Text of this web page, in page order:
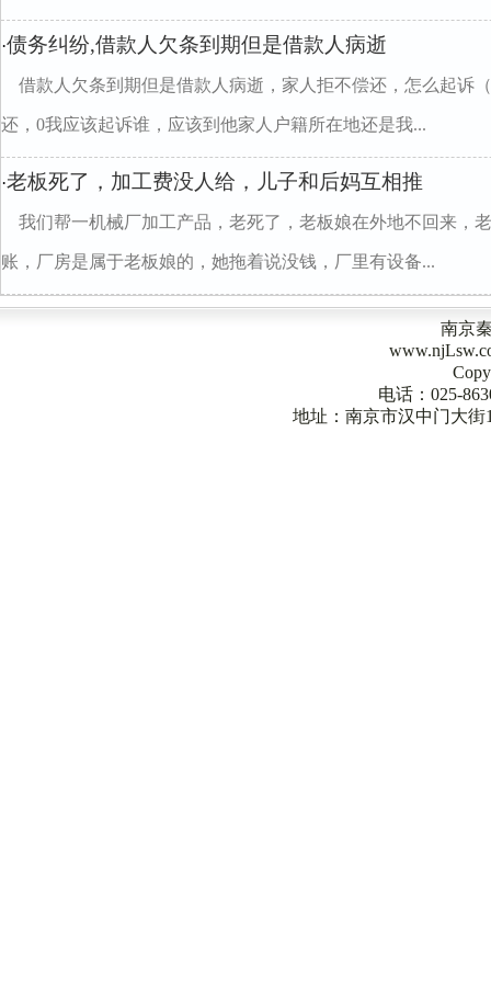
·债务纠纷,借款人欠条到期但是借款人病逝
借款人欠条到期但是借款人病逝，家人拒不偿还，怎么起诉
还，0我应该起诉谁，应该到他家人户籍所在地还是我...
·老板死了，加工费没人给，儿子和后妈互相推
我们帮一机械厂加工产品，老死了，老板娘在外地不回来，
账，厂房是属于老板娘的，她拖着说没钱，厂里有设备...
南京
电话：025-
地址：南京市汉中门大